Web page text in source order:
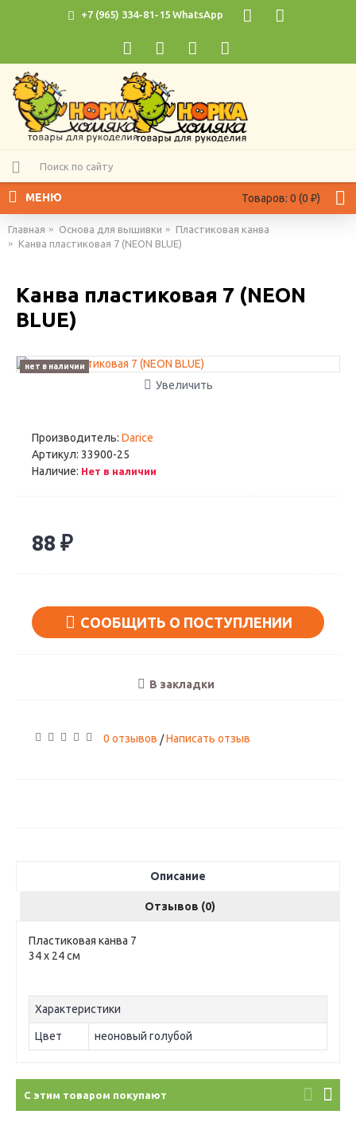
+7 (965) 334-81-15 WhatsApp
Товаров: 0 (0 ₽)
МЕНЮ
Главная Основа для вышивки
Пластиковая канва
Канва пластиковая 7 (NEON BLUE)
Канва пластиковая 7 (NEON
BLUE)
нет в наличии
Увеличить
Производитель: Darice
Артикул: 33900-25
Наличие: Нет в наличии
88 ₽
СООБЩИТЬ О ПОСТУПЛЕНИИ
В закладки
0 отзывов /Написать отзыв
Описание
Отзывов (0)
Пластиковая канва 7
34 х 24 см
Характеристики
Цвет неоновый голубой
С этим товаром покупают